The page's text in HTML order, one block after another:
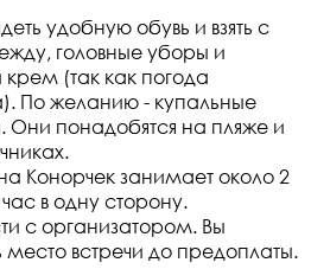
удобную обувь и взять с
головные уборы и
(так как погода
По желанию - купальные
Они понадобятся на пляже и
Конорчек занимает около 2
в одну сторону.
с организатором. Вы
встречи до предоплаты.